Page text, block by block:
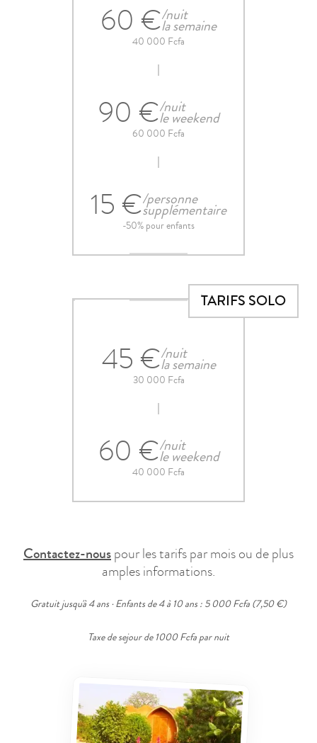
60 €/nuit
la semaine
40 000 Fcfa
90 €/nuit
le weekend
60 000 Fcfa
15 €/personne
supplémentaire
-50% pour enfants
TARIFS SOLO
45 €/nuit
la semaine
30 000 Fcfa
60 €/nuit
le weekend
40 000 Fcfa
Contactez-nouspour les tarifs par mois ou de plus
amples informations.
Gratuit jusqu'à 4 ans · Enfants de 4 à 10 ans : 5 000 Fcfa (7,50 €)
Taxe de sejour de 1000 Fcfa par nuit